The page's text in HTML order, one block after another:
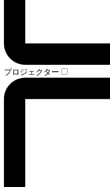
プロジェクター